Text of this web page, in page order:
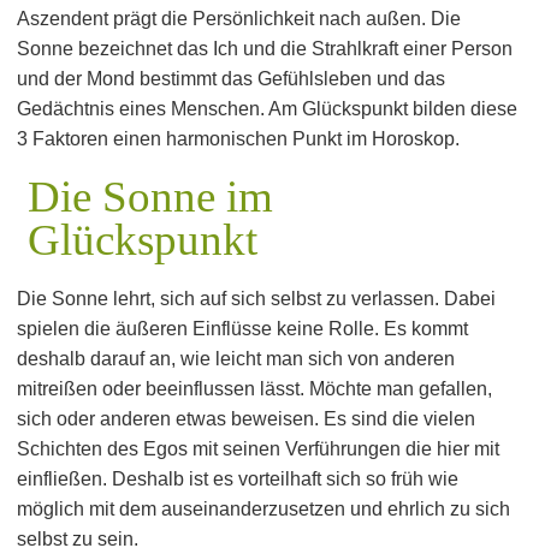
Aszendent prägt die Persönlichkeit nach außen. Die
Sonne bezeichnet das Ich und die Strahlkraft einer Person
und der Mond bestimmt das Gefühlsleben und das
Gedächtnis eines Menschen. Am Glückspunkt bilden diese
3 Faktoren einen harmonischen Punkt im Horoskop.
Die Sonne im
Glückspunkt
Die Sonne lehrt, sich auf sich selbst zu verlassen. Dabei
spielen die äußeren Einflüsse keine Rolle. Es kommt
deshalb darauf an, wie leicht man sich von anderen
mitreißen oder beeinflussen lässt. Möchte man gefallen,
sich oder anderen etwas beweisen. Es sind die vielen
Schichten des Egos mit seinen Verführungen die hier mit
einfließen. Deshalb ist es vorteilhaft sich so früh wie
möglich mit dem auseinanderzusetzen und ehrlich zu sich
selbst zu sein.